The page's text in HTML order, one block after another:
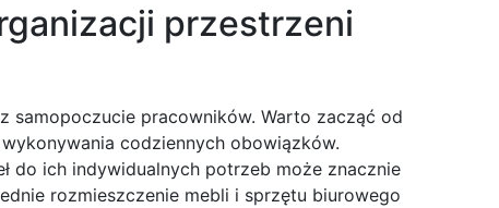
przestrzeni
samopoczucie pracowników. Warto zacząć od
codziennych obowiązków.
do ich indywidualnych potrzeb może znacznie
rozmieszczenie mebli i sprzętu biurowego